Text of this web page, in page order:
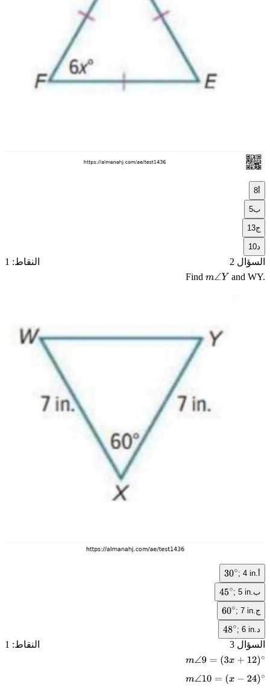
8
ب5
ج13
10
السؤال 2
النقاط: 1
Findm∠Y and WY.
30 ∘ ; 4 in.
ب 45 ∘ ; 5 in.
ج 60 ∘ ; 7 in.
48 ∘ ; 6 in.
السؤال 3
النقاط: 1
m∠9 =( 3x+12) ∘
m∠10 =( x−24) ∘